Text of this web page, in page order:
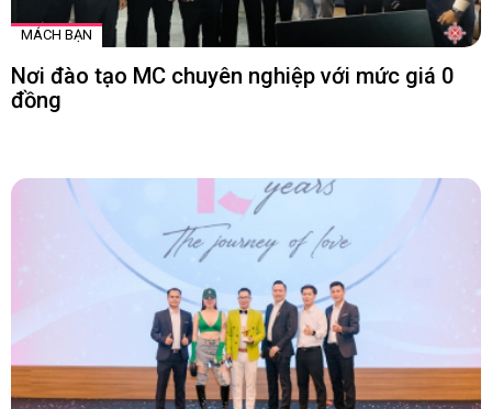
MÁCH BẠN
Nơi đào tạo MC chuyên nghiệp với mức giá 0
đồng